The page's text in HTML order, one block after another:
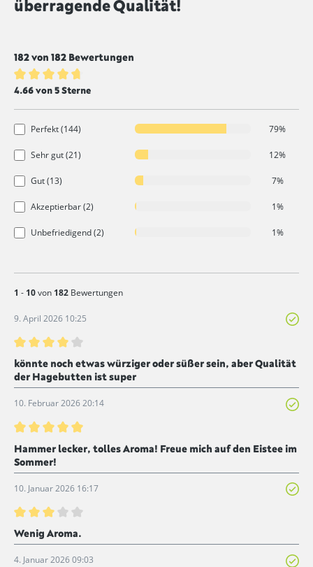
überragende Qualität!
182 von 182 Bewertungen
Durchschnittliche Bewertung von 4.6 von 5 Sternen
4.66 von 5 Sterne
Perfekt (144) 79%
Sehr gut (21) 12%
Gut (13) 7%
Akzeptierbar (2) 1%
Unbefriedigend (2) 1%
1 - 10von 182 Bewertungen
9. April 2026 10:25
Bewertung mit 4 von 5 Sternen
könnte noch etwas würziger oder süßer sein, aber Qualität
der Hagebutten ist super
10. Februar 2026 20:14
Bewertung mit 5 von 5 Sternen
Hammer lecker, tolles Aroma! Freue mich auf den Eistee im
Sommer!
10. Januar 2026 16:17
Bewertung mit 3 von 5 Sternen
Wenig Aroma.
4. Januar 2026 09:03